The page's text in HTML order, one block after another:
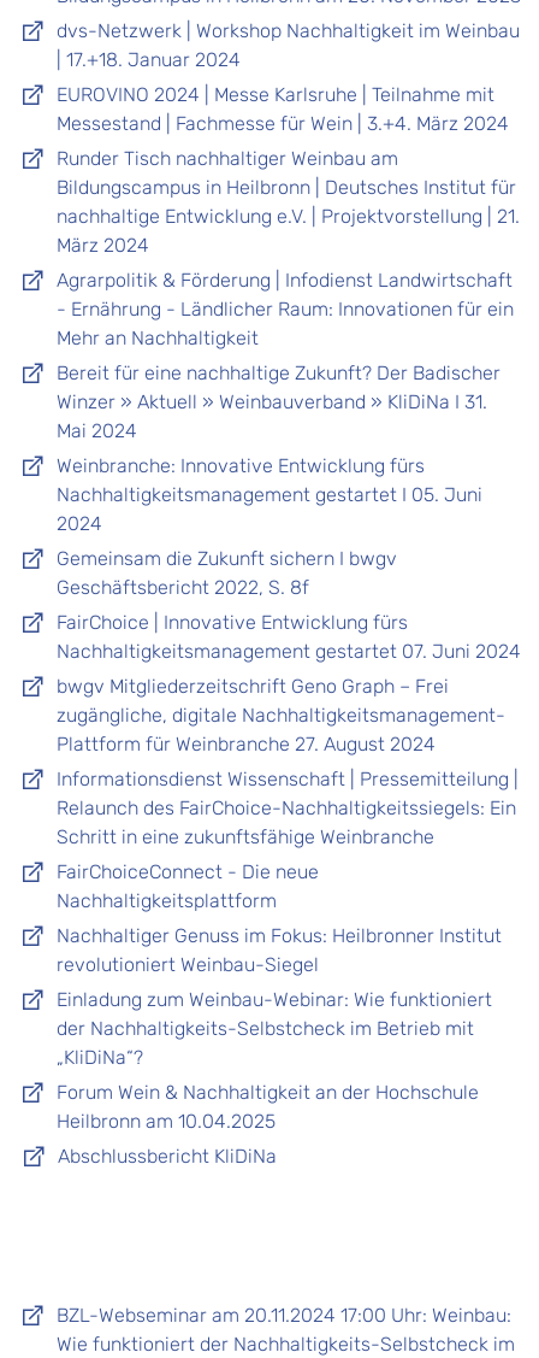
dvs-Netzwerk | Workshop Nachhaltigkeit im Weinbau
| 17.+18. Januar 2024
EUROVINO 2024 | Messe Karlsruhe | Teilnahme mit
Messestand | Fachmesse für Wein | 3.+4. März 2024
Runder Tisch nachhaltiger Weinbau am
Bildungscampus in Heilbronn | Deutsches Institut für
nachhaltige Entwicklung e.V. | Projektvorstellung | 21.
März 2024
Agrarpolitik & Förderung | Infodienst Landwirtschaft
- Ernährung - Ländlicher Raum: Innovationen für ein
Mehr an Nachhaltigkeit
Bereit für eine nachhaltige Zukunft? Der Badischer
Winzer » Aktuell » Weinbauverband » KliDiNa I 31.
Mai 2024
Weinbranche: Innovative Entwicklung fürs
Nachhaltigkeitsmanagement gestartet I 05. Juni
2024
Gemeinsam die Zukunft sichern I bwgv
Geschäftsbericht 2022, S. 8f
FairChoice | Innovative Entwicklung fürs
Nachhaltigkeitsmanagement gestartet 07. Juni 2024
bwgv Mitgliederzeitschrift Geno Graph – Frei
zugängliche, digitale Nachhaltigkeitsmanagement-
Plattform für Weinbranche 27. August 2024
Informationsdienst Wissenschaft | Pressemitteilung |
Relaunch des FairChoice-Nachhaltigkeitssiegels: Ein
Schritt in eine zukunftsfähige Weinbranche
FairChoiceConnect - Die neue
Nachhaltigkeitsplattform
Nachhaltiger Genuss im Fokus: Heilbronner Institut
revolutioniert Weinbau-Siegel
Einladung zum Weinbau-Webinar: Wie funktioniert
der Nachhaltigkeits-Selbstcheck im Betrieb mit
„KliDiNa“?
Forum Wein & Nachhaltigkeit an der Hochschule
Heilbronn am 10.04.2025
Abschlussbericht KliDiNa
BZL-Webseminar am 20.11.2024 17:00 Uhr: Weinbau:
Wie funktioniert der Nachhaltigkeits-Selbstcheck im